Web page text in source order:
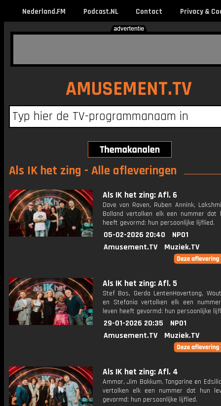
Nederland.FM Podcast.NL Contact Privacy &
AMUSEMENT.TV
Als IK het zing - Alle afleveringen
Als IK het zing: Afl. 6
Dave von Raven, Ruben Annink,
Bolland vertolken elk een nummer dat
heeft gevormd: hun persoonlijke lijflied.
05-02-2026 20:40
NPO1
Amusement.TV
Muziek.TV
Als IK het zing: Afl. 5
Stef Bos, Gerda LentenHavertong,
en Stefania vertolken elk een
leven heeft gevormd: hun persoonlijke
29-01-2026 20:35
NPO1
Amusement.TV
Muziek.TV
Als IK het zing: Afl. 4
Ammar, Jim Bakkum, Tangarine en
vertolken elk een nummer dat hun
gevormd: hun persoonlijke lijflied.